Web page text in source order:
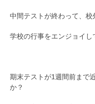
中間テストが終わって、校
学校の行事をエンジョイ
期末テストが1週間前まで
か？